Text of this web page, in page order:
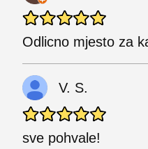
Odlicno mjesto za
V. S.
sve pohvale!